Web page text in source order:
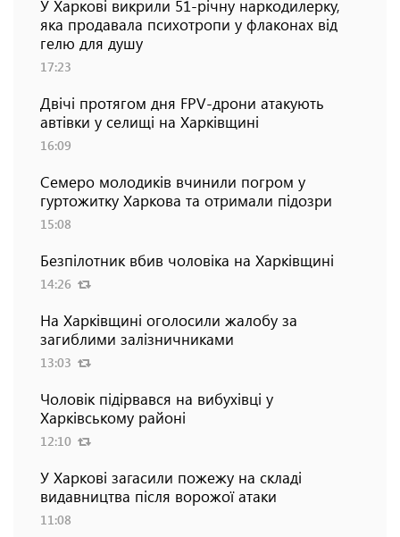
У Харкові викрили 51-річну наркодилерку,
яка продавала психотропи у флаконах від
гелю для душу
17:23
Двічі протягом дня FPV-дрони атакують
автівки у селищі на Харківщині
16:09
Семеро молодиків вчинили погром у
гуртожитку Харкова та отримали підозри
15:08
Безпілотник вбив чоловіка на Харківщині
14:26
На Харківщині оголосили жалобу за
загиблими залізничниками
13:03
Чоловік підірвався на вибухівці у
Харківському районі
12:10
У Харкові загасили пожежу на складі
видавництва після ворожої атаки
11:08